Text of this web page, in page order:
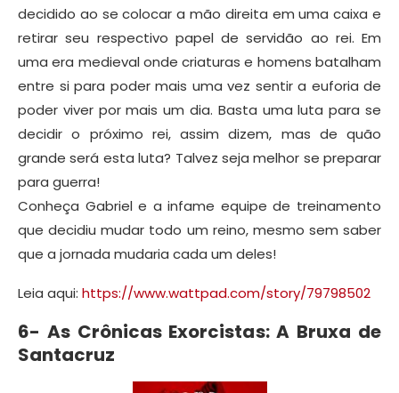
decidido ao se colocar a mão direita em uma caixa e
retirar seu respectivo papel de servidão ao rei. Em
uma era medieval onde criaturas e homens batalham
entre si para poder mais uma vez sentir a euforia de
poder viver por mais um dia. Basta uma luta para se
decidir o próximo rei, assim dizem, mas de quão
grande será esta luta? Talvez seja melhor se preparar
para guerra!
Conheça Gabriel e a infame equipe de treinamento
que decidiu mudar todo um reino, mesmo sem saber
que a jornada mudaria cada um deles!
Leia aqui: https://www.wattpad.com/story/79798502
6- As Crônicas Exorcistas: A Bruxa de
Santacruz